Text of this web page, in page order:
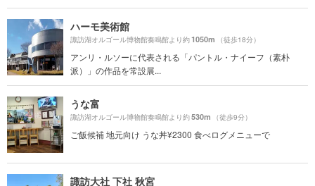
ハーモ美術館
諏訪湖オルゴール博物館奏鳴館より約1050m （徒歩18分）
アンリ・ルソーに代表される「パントル・ナイーフ（素朴
派）」の作品を常設展...
うな富
諏訪湖オルゴール博物館奏鳴館より約530m （徒歩9分）
ご飯候補 地元向け うな丼¥2300 食べログメニューで
諏訪大社 下社 秋宮